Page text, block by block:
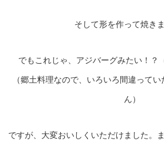
そして形を作って焼き
でもこれじゃ、アジバーグみたい！？
（郷土料理なので、いろいろ間違って
ん）
ですが、大変おいしくいただけました。